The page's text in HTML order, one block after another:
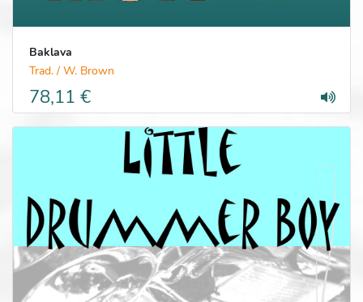
Baklava
Trad. / W. Brown
78,11 €